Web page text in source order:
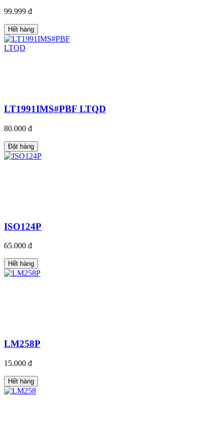
99.999 đ
Hết hàng
LT1991IMS#PBF LTQD
80.000 đ
Đặt hàng
ISO124P
65.000 đ
Hết hàng
LM258P
15.000 đ
Hết hàng